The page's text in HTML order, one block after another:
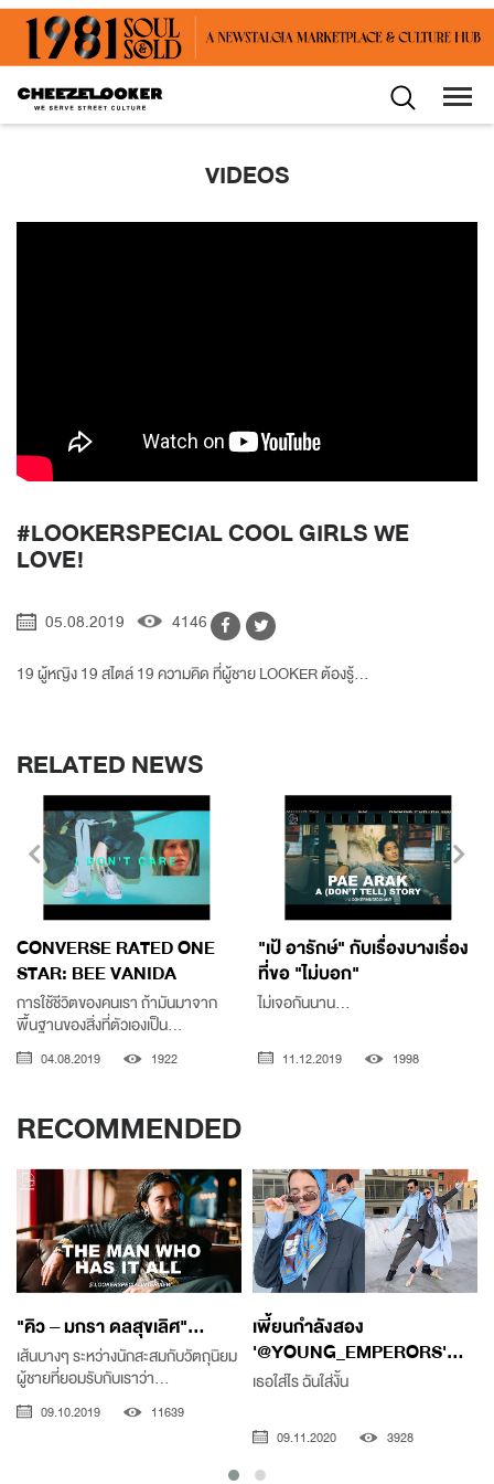
VIDEOS
#LOOKERSPECIAL COOL GIRLS WE
LOVE!
05.08.2019
4146
19 ผู้หญิง 19 สไตล์ 19 ความคิด ที่ผู้ชาย LOOKER ต้องรู้...
RELATED NEWS
CONVERSE RATED ONE
STAR: BEE VANIDA
การใช้ชีวิตของคนเรา ถ้ามันมาจาก
พื้นฐานของสิ่งที่ตัวเองเป็น...
04.08.2019 1922
"เป้ อารักษ์" กับเรื่องบางเรื่อง
ที่ขอ "ไม่บอก"
ไม่เจอกันนาน...
11.12.2019 1998
RECOMMENDED
"คิว – มกรา ดลสุขเลิศ"...
เส้นบางๆ ระหว่างนักสะสมกับวัตถุนิยม
ผู้ชายที่ยอมรับกับเราว่า...
09.10.2019 11639
เพี้ยนกำลังสอง
'@YOUNG_EMPERORS'...
เธอใส่ไร ฉันใส่งั้น
09.11.2020 3928